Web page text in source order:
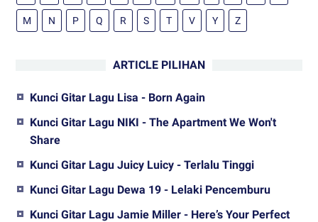
M N P Q R S T V Y Z
ARTICLE PILIHAN
Kunci Gitar Lagu Lisa - Born Again
Kunci Gitar Lagu NIKI - The Apartment We Won't
Share
Kunci Gitar Lagu Juicy Luicy - Terlalu Tinggi
Kunci Gitar Lagu Dewa 19 - Lelaki Pencemburu
Kunci Gitar Lagu Jamie Miller - Here’s Your Perfect